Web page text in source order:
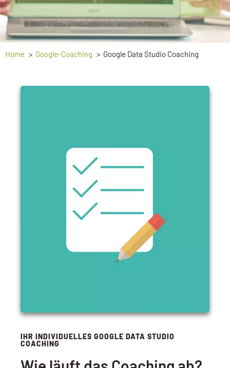
Home Google-Coaching Google Data Studio Coaching
IHR INDIVIDUELLES GOOGLE DATA STUDIO
COACHING